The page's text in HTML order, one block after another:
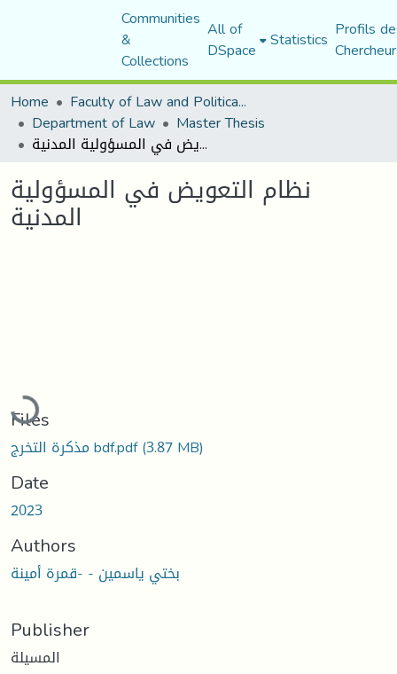
Communities
&
Collections
All of
DSpace Statistics Profils
Home
Faculty of Law and Political Science
Department of Law Master Thesis
نظام التعويض في المسؤولية المدنية
نظام التعويض في المسؤولية
المدنية
Loading...
Files
مذكرة التخرج bdf.pdf(3.87 MB)
Date
2023
Authors
بختي ياسمين - -قمرة أمينة
Publisher
المسيلة